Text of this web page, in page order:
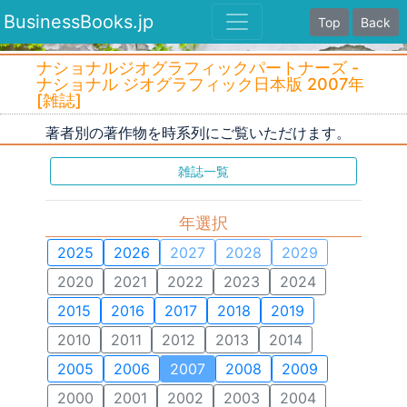
BusinessBooks.jp Top Back
ナショナルジオグラフィックパートナーズ -
ナショナル ジオグラフィック日本版 2007年
[雑誌]
著者別の著作物を時系列にご覧いただけます。
雑誌一覧
年選択
2025 2026 2027 2028
2029
2020
2021 2022 2023
2024
2015
2016 2017 2018
2019
2010
2011 2012 2013
2014
2005
2006 2007 2008
2009
2000
2001 2002 2003
2004